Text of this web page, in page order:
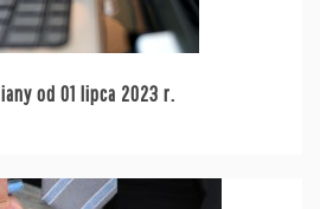
od 01 lipca 2023 r.